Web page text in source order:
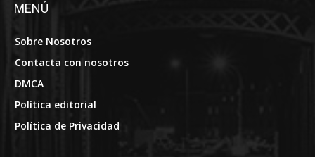
MENÚ
Sobre Nosotros
Contacta con nosotros
DMCA
Política editorial
Política de Privacidad